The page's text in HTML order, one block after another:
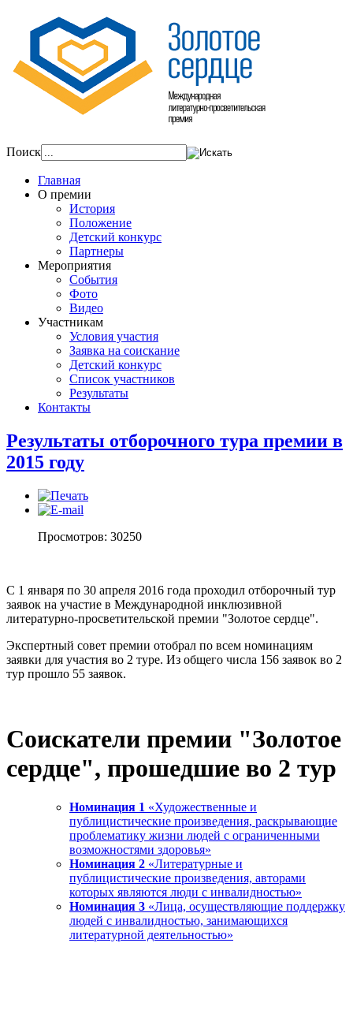
Поиск
Главная
О премии
История
Положение
Детский конкурс
Партнеры
Мероприятия
События
Фото
Видео
Участникам
Условия участия
Заявка на соискание
Детский конкурс
Список участников
Результаты
Контакты
Результаты отборочного тура премии в
2015 году
Просмотров: 30250
С 1 января по 30 апреля 2016 года проходил отборочный тур
заявок на участие в Международной инклюзивной
литературно-просветительской премии "Золотое сердце".
Экспертный совет премии отобрал по всем номинациям
заявки для участия во 2 туре. Из общего числа 156 заявок во 2
тур прошло 55 заявок.
Соискатели премии "Золотое
сердце", прошедшие во 2 тур
Номинация 1 «Художественные и
публицистические произведения, раскрывающие
проблематику жизни людей с ограниченными
возможностями здоровья»
Номинация 2 «Литературные и
публицистические произведения, авторами
которых являются люди с инвалидностью»
Номинация 3 «Лица, осуществляющие поддержку
людей с инвалидностью, занимающихся
литературной деятельностью»